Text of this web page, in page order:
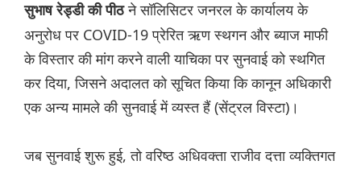
सुभाष रेड्डी की पीठने सॉलिसिटर जनरल के कार्यालय के
अनुरोध पर COVID-19 प्रेरित ऋण स्थगन और ब्याज माफी
के विस्तार की मांग करने वाली याचिका पर सुनवाई को स्थगित
कर दिया, जिसने अदालत को सूचित किया कि कानून अधिकारी
एक अन्य मामले की सुनवाई में व्यस्त हैं (सेंट्रल विस्टा)।
जब सुनवाई शुरू हुई, तो वरिष्ठ अधिवक्ता राजीव दत्ता व्यक्तिगत